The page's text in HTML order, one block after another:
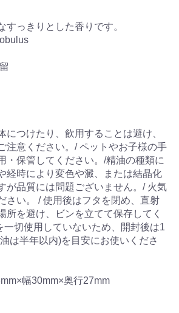
すっきりとした香りです。
につけたり、飲用することは避け、
注意ください。/ ペットやお子様の手
・保管してください。/精油の種類に
経時により変色や澱、または結晶化
が品質には問題ございません。/ 火気
さい。 / 使用後はフタを閉め、直射
所を避け、ビンを立てて保存してく
一切使用していないため、開封後は1
は半年以内)を目安にお使いくださ
幅30mm×奥行27mm